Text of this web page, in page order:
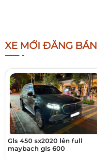
XE MỚI ĐĂNG BÁN
Gls 450 sx2020 lên full
maybach gls 600